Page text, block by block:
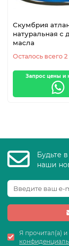
Скумбрия
натуральная с
масла
Осталось всего 2
Запрос цены и
Будьте
наши
Я прочитал(а)